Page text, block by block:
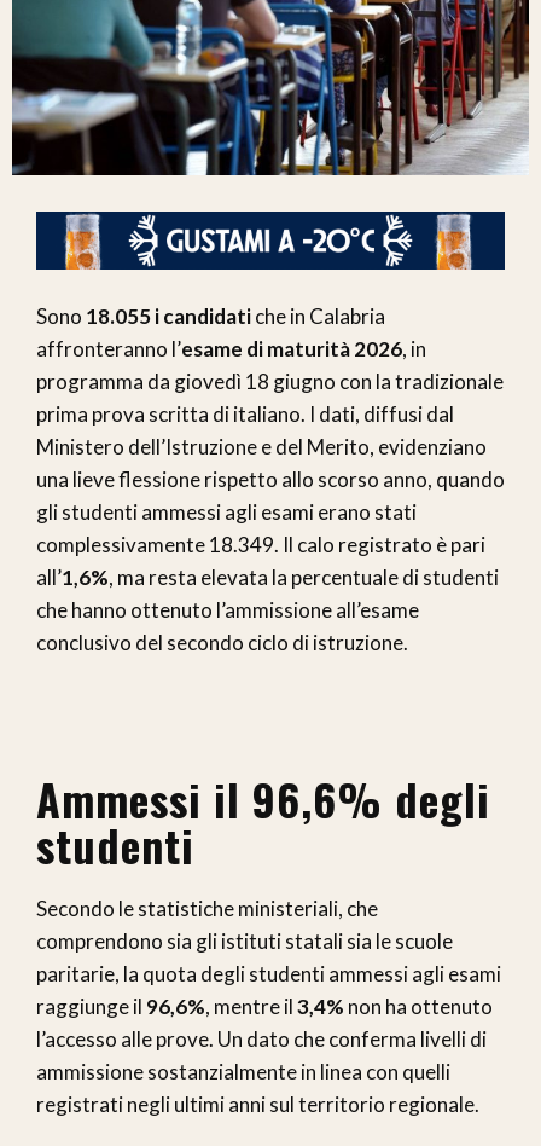
Sono 18.055 i candidatiche in Calabria
affronteranno l’esame di maturità 2026, in
programma da giovedì 18 giugno con la tradizionale
prima prova scritta di italiano. I dati, diffusi dal
Ministero dell’Istruzione e del Merito, evidenziano
una lieve flessione rispetto allo scorso anno, quando
gli studenti ammessi agli esami erano stati
complessivamente 18.349. Il calo registrato è pari
all’1,6%, ma resta elevata la percentuale di studenti
che hanno ottenuto l’ammissione all’esame
conclusivo del secondo ciclo di istruzione.
Ammessi il 96,6% degli
studenti
Secondo le statistiche ministeriali, che
comprendono sia gli istituti statali sia le scuole
paritarie, la quota degli studenti ammessi agli esami
raggiunge il 96,6%, mentre il3,4% non ha ottenuto
l’accesso alle prove. Un dato che conferma livelli di
ammissione sostanzialmente in linea con quelli
registrati negli ultimi anni sul territorio regionale.